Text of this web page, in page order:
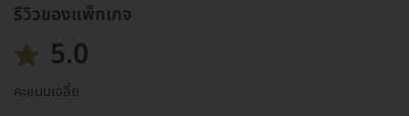
รีวิวของแพ็กเกจ
5.0
คะแนนเฉลี่ย